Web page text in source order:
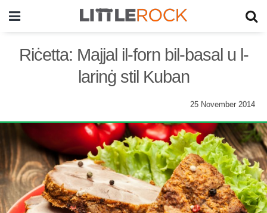
Riċetta: Majjal il-forn bil-basal u l-
larinġ stil Kuban
25 November 2014